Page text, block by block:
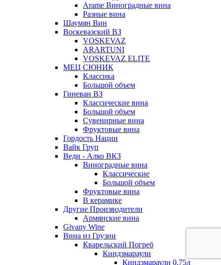
Arame Виноградные вина
Разные вина
Шаумян Вин
Воскевазский ВЗ
VOSKEVAZ
ARARTUNI
VOSKEVAZ ELITE
МЕЦ СЮНИК
Классика
Большой объем
Гиневан ВЗ
Классические вина
Большой объем
Сувенирные вина
Фруктовые вина
Гордость Нации
Вайк Груп
Веди - Алко ВКЗ
Виноградные вина
Классические
Большой объем
Фруктовые вина
В керамике
Другие Производители
Армянские вина
Givany Wine
Вина из Грузии
Кварельский Погреб
Киндзмараули
Киндзмараули 0,75л